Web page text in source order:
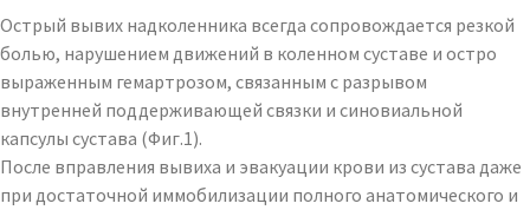
Острый вывих надколенника всегда сопровождается резкой
болью, нарушением движений в коленном суставе и остро
выраженным гемартрозом, связанным с разрывом
внутренней поддерживающей связки и синовиальной
капсулы сустава (Фиг.1).
После вправления вывиха и эвакуации крови из сустава даже
при достаточной иммобилизации полного анатомического и